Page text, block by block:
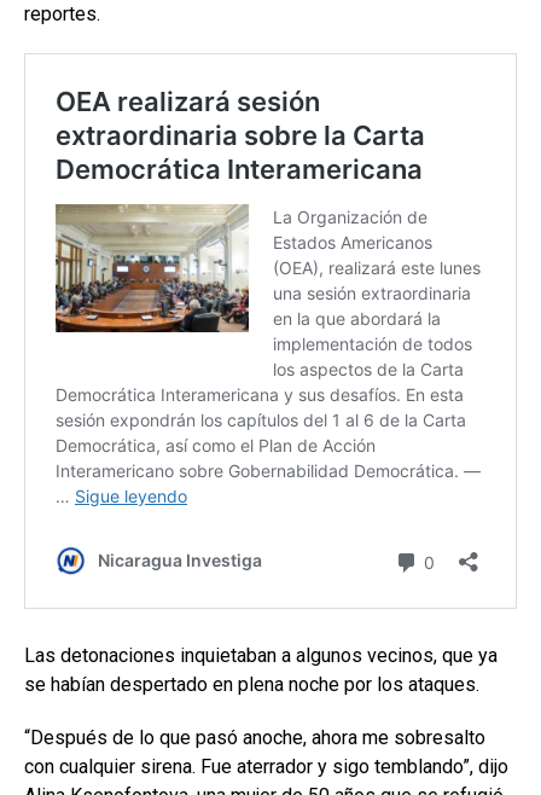
reportes.
Las detonaciones inquietaban a algunos vecinos, que ya
se habían despertado en plena noche por los ataques.
“Después de lo que pasó anoche, ahora me sobresalto
con cualquier sirena. Fue aterrador y sigo temblando”, dijo